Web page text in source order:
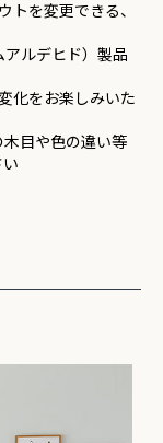
トを変更できる、
ルデヒド）製品
化をお楽しみいた
目や色の違い等